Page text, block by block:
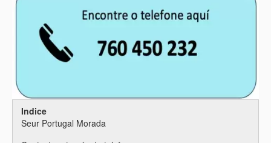
Indice
Seur Portugal Morada